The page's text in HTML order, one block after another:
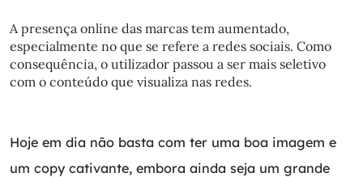
A presença online das marcas tem aumentado,
especialmente no que se refere a redes sociais. Como
consequência, o utilizador passou a ser mais seletivo
com o conteúdo que visualiza nas redes.
Hoje em dia não basta com ter uma boa imagem e
um copy cativante, embora ainda seja um grande